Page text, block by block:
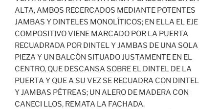
ALTA, AMBOS RECERCADOS MEDIANTE POTENTES
JAMBAS Y DINTELES MONOLÍTICOS; EN ELLA EL EJE
COMPOSITIVO VIENE MARCADO POR LA PUERTA
RECUADRADA POR DINTEL Y JAMBAS DE UNA SOLA
PIEZA Y UN BALCÓN SITUADO JUSTAMENTE EN EL
CENTRO, QUE DESCANSA SOBRE EL DINTEL DE LA
PUERTA Y QUE A SU VEZ SE RECUADRA CON DINTEL
Y JAMBAS PÉTREAS; UN ALERO DE MADERA CON
CANECI LLOS, REMATA LA FACHADA.